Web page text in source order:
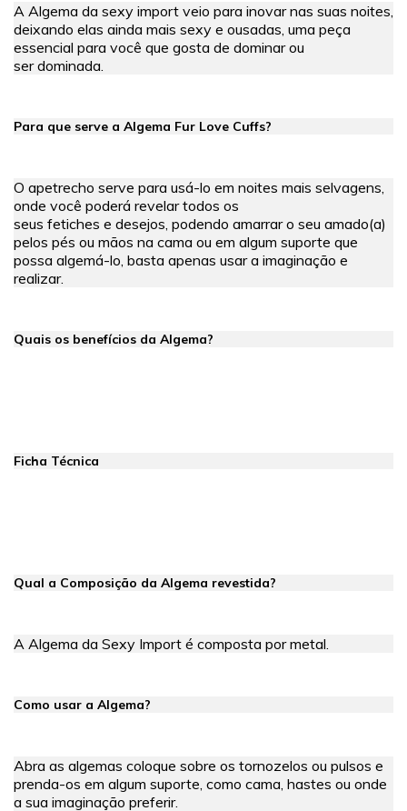
A Algema da sexy import veio para inovar nas suas noites,
deixando elas ainda mais sexy e ousadas, uma peça
essencial para você que gosta de dominar ou
ser dominada.
Para que serve a Algema Fur Love Cuffs?
O apetrecho serve para usá-lo em noites mais selvagens,
onde você poderá revelar todos os
seus fetiches e desejos, podendo amarrar o seu amado(a)
pelos pés ou mãos na cama ou em algum suporte que
possa algemá-lo, basta apenas usar a imaginação e
realizar.
Quais os benefícios da Algema?
Ficha Técnica
Qual a Composição da Algema revestida?
A Algema da Sexy Import é composta por metal.
Como usar a Algema?
Abra as algemas coloque sobre os tornozelos ou pulsos e
prenda-os em algum suporte, como cama, hastes ou onde
a sua imaginação preferir.